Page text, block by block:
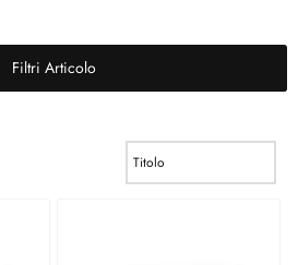
Filtri Articolo